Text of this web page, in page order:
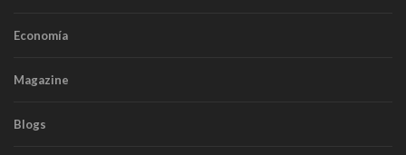
Economía
Magazine
Blogs